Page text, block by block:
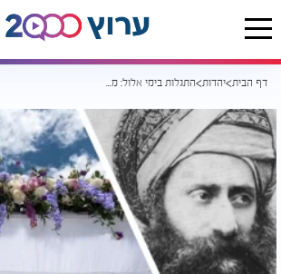
דף הבית יהדות התגלות בימי אלול: מאה ושש עשרה שנה לאחר הסתלקות הבן איש חי וסיפור שידוך שמיימי פורץ את מסך הטבע